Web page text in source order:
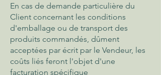
En cas de demande particulière du
Client concernant les conditions
d'emballage ou de transport des
produits commandés, dûment
acceptées par écrit par le Vendeur, les
coûts liés feront l'objet d'une
facturation spécifique